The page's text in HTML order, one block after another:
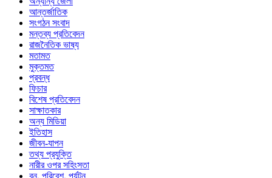
আন্তর্জাতিক
সংগঠন সংবাদ
মন্তব্য প্রতিবেদন
রাজনৈতিক ভাষ্য
মতামত
মুক্তমত
প্রবন্ধ
ফিচার
বিশেষ প্রতিবেদন
সাক্ষাতকার
অন্য মিডিয়া
ইতিহাস
জীবন-যাপন
তথ্য প্রযুক্তি
নারীর ওপর সহিংসতা
বন, পরিবেশ, পর্যটন